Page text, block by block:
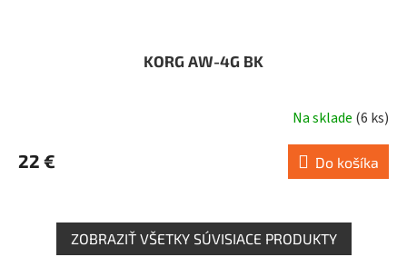
KORG AW-4G BK
Na sklade (6 ks)
22 € Do košíka
ZOBRAZIŤ VŠETKY SÚVISIACE PRODUKTY